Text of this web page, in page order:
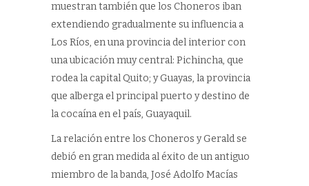
muestran también que los Choneros iban
extendiendo gradualmente su influencia a
Los Ríos, en una provincia del interior con
una ubicación muy central: Pichincha, que
rodea la capital Quito; y Guayas, la provincia
que alberga el principal puerto y destino de
la cocaína en el país, Guayaquil.
La relación entre los Choneros y Gerald se
debió en gran medida al éxito de un antiguo
miembro de la banda, José Adolfo Macías